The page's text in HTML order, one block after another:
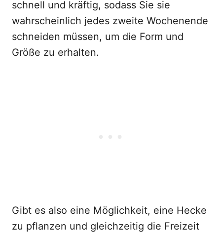
schnell und kräftig, sodass Sie sie
wahrscheinlich jedes zweite Wochenende
schneiden müssen, um die Form und
Größe zu erhalten.
Gibt es also eine Möglichkeit, eine Hecke
zu pflanzen und gleichzeitig die Freizeit